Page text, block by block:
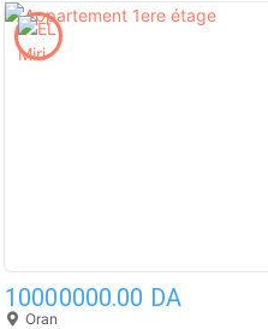
10000000.00 DA
Oran